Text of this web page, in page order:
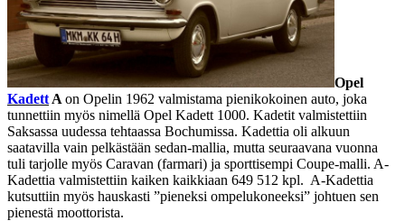
Opel
Kadett A on Opelin 1962 valmistama pienikokoinen auto, joka
tunnettiin myös nimellä Opel Kadett 1000. Kadetit valmistettiin
Saksassa uudessa tehtaassa Bochumissa. Kadettia oli alkuun
saatavilla vain pelkästään sedan-mallia, mutta seuraavana vuonna
tuli tarjolle myös Caravan (farmari) ja sporttisempi Coupe-malli. A-
Kadettia valmistettiin kaiken kaikkiaan 649 512 kpl. A-Kadettia
kutsuttiin myös hauskasti ”pieneksi ompelukoneeksi” johtuen sen
pienestä moottorista.